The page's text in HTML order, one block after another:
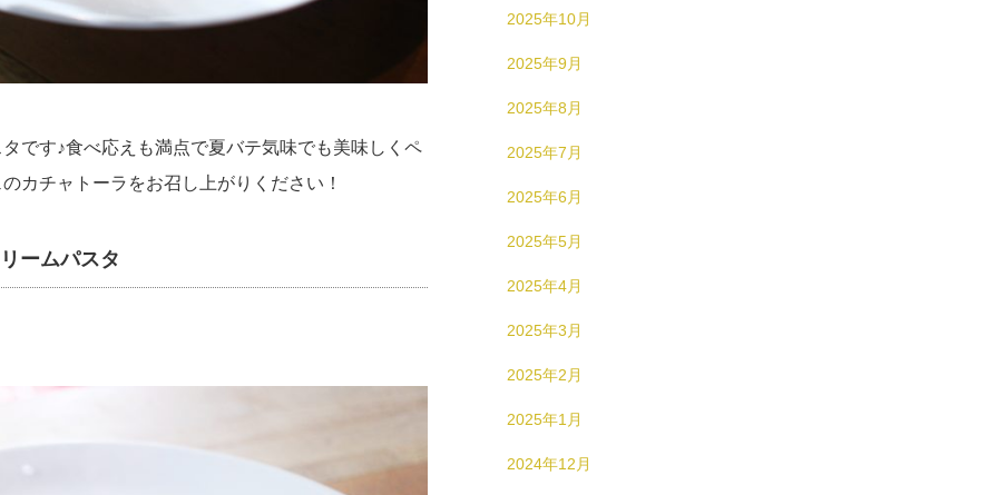
です♪食べ応えも満点で夏バテ気味でも美味しくペ
カチャトーラをお召し上がりください！
ームパスタ
2025年10月
2025年9月
2025年8月
2025年7月
2025年6月
2025年5月
2025年4月
2025年3月
2025年2月
2025年1月
2024年12月